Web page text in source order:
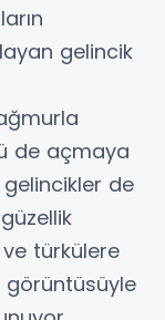
gelincik
de açmaya
de
türkülere
görüntüsüyle